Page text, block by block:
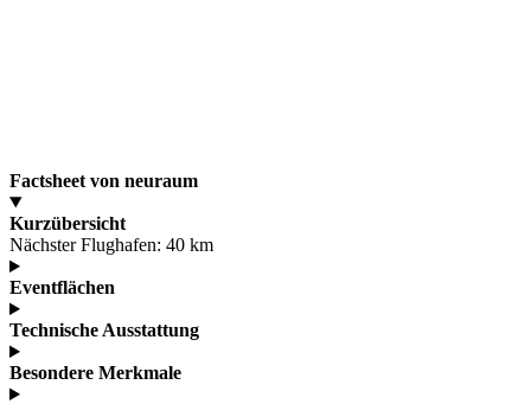
Factsheet von neuraum
Kurzübersicht
Nächster Flughafen: 40 km
Eventflächen
Technische Ausstattung
Besondere Merkmale